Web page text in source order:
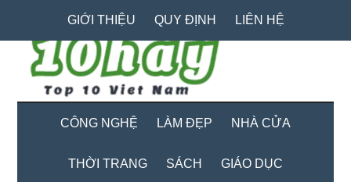
content
secondary
menu
primary
sidebar
GIỚI THIỆU QUY ĐỊNH LIÊN HỆ
CÔNG NGHỆ LÀM ĐẸP NHÀ CỬA
THỜI TRANG SÁCH GIÁO DỤC